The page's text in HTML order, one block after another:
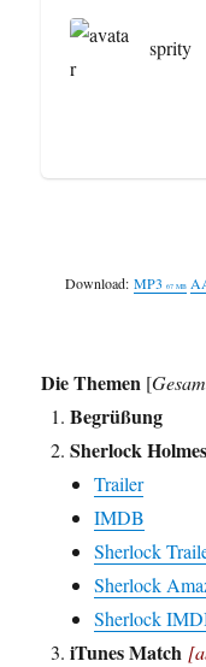
sprity
Download: MP3 67 MB
Die Themen [
Begrüßung
Sherlock
Trailer
IMDB
Sherlock
Sherlock
Sherlock
iTunes Match